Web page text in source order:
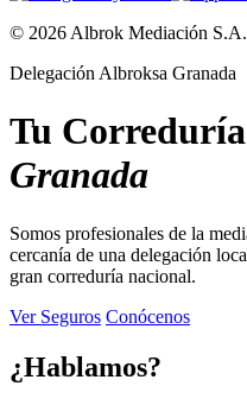
© 2026 Albrok Mediación S.A.
Delegación Albroksa Granada
Tu Correduría
Granada
Somos profesionales de la
cercanía de una delegación
gran correduría nacional.
Ver Seguros Conócenos
¿Hablamos?